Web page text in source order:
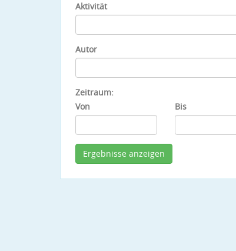
Aktivität
Autor
Zeitraum:
Von
Bis